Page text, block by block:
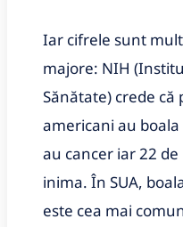
Iar cifrele sunt
majore: NIH
Sănătate) crede că
americani au
au cancer iar 22
inima. În SUA,
este cea mai